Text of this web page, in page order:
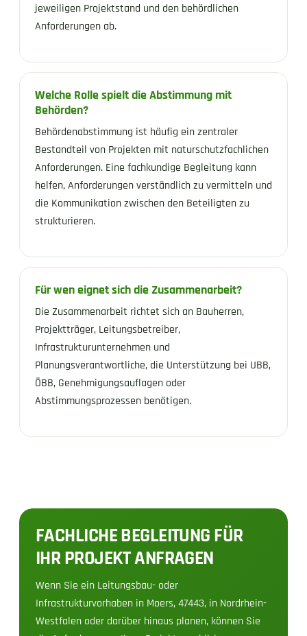
jeweiligen Projektstand und den behördlichen
Anforderungen ab.
Welche Rolle spielt die Abstimmung mit
Behörden?
Behördenabstimmung ist häufig ein zentraler
Bestandteil von Projekten mit naturschutzfachlichen
Anforderungen. Eine fachkundige Begleitung kann
helfen, Anforderungen verständlich zu vermitteln und
die Kommunikation zwischen den Beteiligten zu
strukturieren.
Für wen eignet sich die Zusammenarbeit?
Die Zusammenarbeit richtet sich an Bauherren,
Projektträger, Leitungsbetreiber,
Infrastrukturunternehmen und
Planungsverantwortliche, die Unterstützung bei UBB,
ÖBB, Genehmigungsauflagen oder
Abstimmungsprozessen benötigen.
FACHLICHE BEGLEITUNG FÜR
IHR PROJEKT ANFRAGEN
Wenn Sie ein Leitungsbau- oder
Infrastrukturvorhaben in Moers, 47443, in Nordrhein-
Westfalen oder darüber hinaus planen, können Sie